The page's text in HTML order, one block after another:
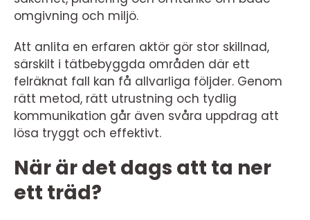
omgivning och miljö.
Att anlita en erfaren aktör gör stor skillnad,
särskilt i tätbebyggda områden där ett
felräknat fall kan få allvarliga följder. Genom
rätt metod, rätt utrustning och tydlig
kommunikation går även svåra uppdrag att
lösa tryggt och effektivt.
När är det dags att ta ner
ett träd?